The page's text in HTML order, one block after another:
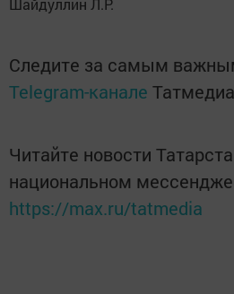
Шайдуллин Л.Р.
Следите за самым
Telegram-канале Татмедиа
Читайте новости
национальном
https://max.ru/tatmedia